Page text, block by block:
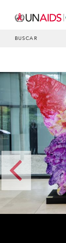
BUSCAR